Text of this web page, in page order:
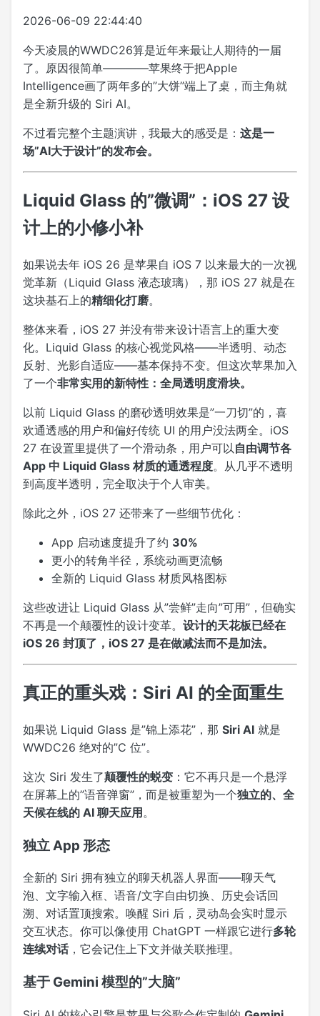
2026-06-09 22:44:40
今天凌晨的WWDC26算是近年来最让人期待的一届
了。原因很简单————苹果终于把Apple
Intelligence画了两年多的”大饼”端上了桌，而主角就
是全新升级的 Siri AI。
不过看完整个主题演讲，我最大的感受是： 这是一
场”AI大于设计”的发布会。
Liquid Glass 的”微调”：iOS 27 设
计上的小修小补
如果说去年 iOS 26 是苹果自 iOS 7 以来最大的一次视
觉革新（Liquid Glass 液态玻璃），那 iOS 27 就是在
这块基石上的精细化打磨。
整体来看，iOS 27 并没有带来设计语言上的重大变
化。Liquid Glass 的核心视觉风格——半透明、动态
反射、光影自适应——基本保持不变。但这次苹果加入
了一个非常实用的新特性：全局透明度滑块。
以前 Liquid Glass 的磨砂透明效果是”一刀切”的，喜
欢通透感的用户和偏好传统 UI 的用户没法两全。iOS
27 在设置里提供了一个滑动条，用户可以自由调节各
App 中 Liquid Glass 材质的通透程度。从几乎不透明
到高度半透明，完全取决于个人审美。
除此之外，iOS 27 还带来了一些细节优化：
App 启动速度提升了约 30%
更小的转角半径，系统动画更流畅
全新的 Liquid Glass 材质风格图标
这些改进让 Liquid Glass 从”尝鲜”走向”可用”，但确实
不再是一个颠覆性的设计变革。 设计的天花板已经在
iOS 26 封顶了，iOS 27 是在做减法而不是加法。
真正的重头戏：Siri AI 的全面重生
如果说 Liquid Glass 是”锦上添花”，那 Siri AI 就是
WWDC26 绝对的”C 位”。
这次 Siri 发生了颠覆性的蜕变 ：它不再只是一个悬浮
在屏幕上的”语音弹窗”，而是被重塑为一个独立的、全
天候在线的 AI 聊天应用。
独立 App 形态
全新的 Siri 拥有独立的聊天机器人界面——聊天气
泡、文字输入框、语音/文字自由切换、历史会话回
溯、对话置顶搜索。唤醒 Siri 后，灵动岛会实时显示
交互状态。你可以像使用 ChatGPT 一样跟它进行多轮
连续对话，它会记住上下文并做关联推理。
基于 Gemini 模型的”大脑”